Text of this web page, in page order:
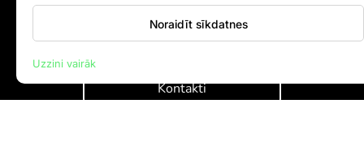
Kontakti
Citas sīkdatnes
Noraidīt sīkdatnes
Uzzini vairāk